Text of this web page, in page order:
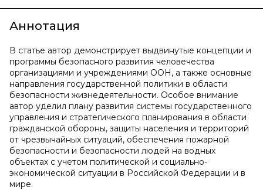
Аннотация
В статье автор демонстрирует выдвинутые концепции и
программы безопасного развития человечества
организациями и учреждениями ООН, а также основные
направления государственной политики в области
безопасности жизнедеятельности. Особое внимание
автор уделил плану развития системы государственного
управления и стратегического планирования в области
гражданской обороны, защиты населения и территорий
от чрезвычайных ситуаций, обеспечения пожарной
безопасности и безопасности людей на водных
объектах с учетом политической и социально-
экономической ситуации в Российской Федерации и в
мире.